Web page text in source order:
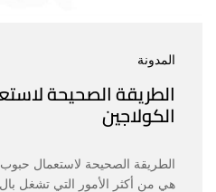
المدونة
الطريقة الصحيحة
الكولاجين
الطريقة الصحيحة لاستعمال حبوب
هي من أكثر الأمور التي تشغل